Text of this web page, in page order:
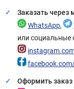
Заказать
WhatsApp,
или социальные
Оформить